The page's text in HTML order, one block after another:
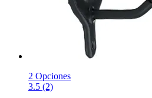
2 Opciones
3.5 (2)